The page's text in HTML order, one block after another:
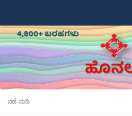
ನಡೆ-ನುಡಿ